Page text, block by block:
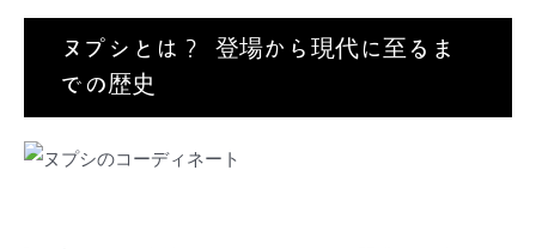
ヌプシとは？ 登場から現代に至るま
での歴史